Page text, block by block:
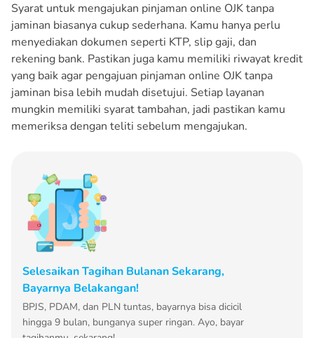
Syarat untuk mengajukan pinjaman online OJK tanpa
jaminan biasanya cukup sederhana. Kamu hanya perlu
menyediakan dokumen seperti KTP, slip gaji, dan
rekening bank. Pastikan juga kamu memiliki riwayat kredit
yang baik agar pengajuan pinjaman online OJK tanpa
jaminan bisa lebih mudah disetujui. Setiap layanan
mungkin memiliki syarat tambahan, jadi pastikan kamu
memeriksa dengan teliti sebelum mengajukan.
Selesaikan Tagihan Bulanan Sekarang,
Bayarnya Belakangan!
BPJS, PDAM, dan PLN tuntas, bayarnya bisa dicicil
hingga 9 bulan, bunganya super ringan. Ayo, bayar